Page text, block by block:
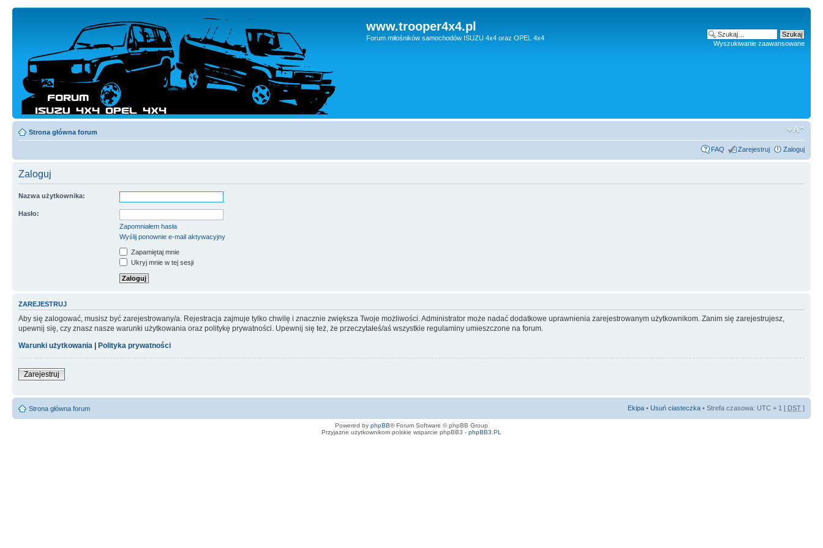
www.trooper4x4.pl
Forum miłośników samochodów ISUZU 4x4 oraz OPEL 4x4
Wyszukiwanie zaawansowane
Strona główna forum
FAQ Zarejestruj Zaloguj
Zaloguj
Nazwa użytkownika:
Hasło:
Zapomniałem hasła
Wyślij ponownie e-mail aktywacyjny
Zapamiętaj mnie
Ukryj mnie w tej sesji
ZAREJESTRUJ
Aby się zalogować, musisz być zarejestrowany/a. Rejestracja zajmuje tylko chwilę i znacznie zwiększa Twoje możliwości. Administrator może nadać dodatkowe uprawnienia zarejestrowanym użytkownikom. Zanim się zarejestrujesz,
upewnij się, czy znasz nasze warunki użytkowania oraz politykę prywatności. Upewnij się też, że przeczytałeś/aś wszystkie regulaminy umieszczone na forum.
Warunki użytkowania | Polityka prywatności
Zarejestruj
Strona główna forum Ekipa • Usuń ciasteczka • Strefa czasowa: UTC + 1 [ DST ]
Powered by phpBB® Forum Software © phpBB Group
Przyjazne użytkownikom polskie wsparcie phpBB3 - phpBB3.PL